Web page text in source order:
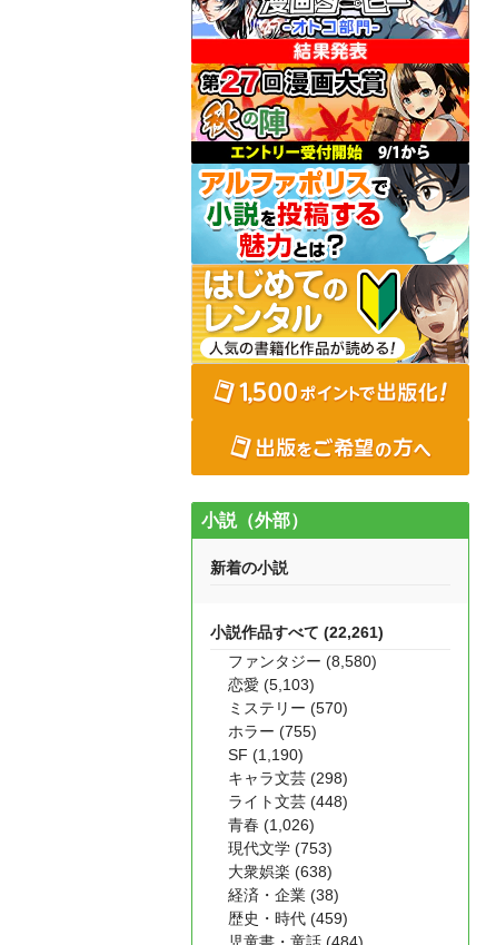
小説（外部）
新着の小説
小説作品すべて (22,261)
ファンタジー (8,580)
恋愛 (5,103)
ミステリー (570)
ホラー (755)
SF (1,190)
キャラ文芸 (298)
ライト文芸 (448)
青春 (1,026)
現代文学 (753)
大衆娯楽 (638)
経済・企業 (38)
歴史・時代 (459)